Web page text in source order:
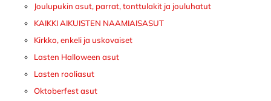
Joulupukin asut, parrat, tonttulakit ja jouluhatut
KAIKKI AIKUISTEN NAAMIAISASUT
Kirkko, enkeli ja uskovaiset
Lasten Halloween asut
Lasten rooliasut
Oktoberfest asut